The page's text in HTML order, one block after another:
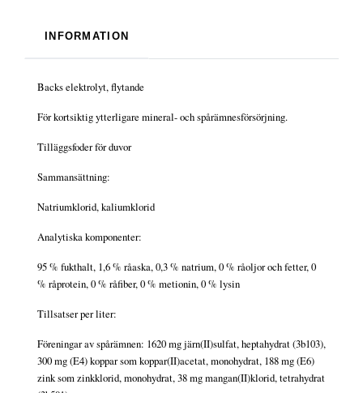
INFORMATION
Backs elektrolyt, flytande
För kortsiktig ytterligare mineral- och spårämnesförsörjning.
Tilläggsfoder för duvor
Sammansättning:
Natriumklorid, kaliumklorid
Analytiska komponenter:
95 % fukthalt, 1,6 % råaska, 0,3 % natrium, 0 % råoljor och fetter, 0
% råprotein, 0 % råfiber, 0 % metionin, 0 % lysin
Tillsatser per liter:
Föreningar av spårämnen: 1620 mg järn(II)sulfat, heptahydrat (3b103),
300 mg (E4) koppar som koppar(II)acetat, monohydrat, 188 mg (E6)
zink som zinkklorid, monohydrat, 38 mg mangan(II)klorid, tetrahydrat